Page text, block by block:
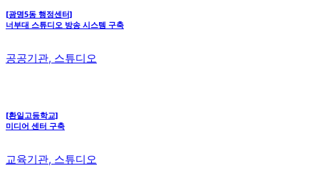
[광명5동 행정센터]
너부대 스튜디오 방송 시스템 구축
공공기관, 스튜디오
[환일고등학교]
미디어 센터 구축
교육기관, 스튜디오